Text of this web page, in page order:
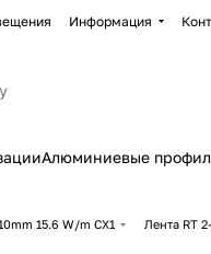
Информация
Алюминиевые
15.6 W/m CX1 Лента RT